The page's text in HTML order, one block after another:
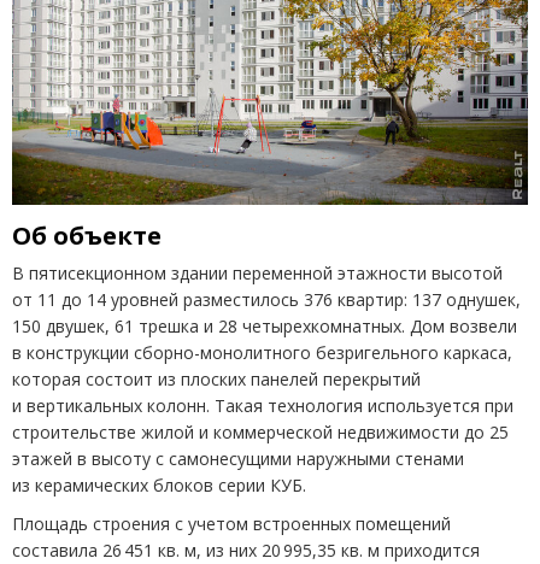
Об объекте
В пятисекционном здании переменной этажности высотой
от 11 до 14 уровней разместилось 376 квартир: 137 однушек,
150 двушек, 61 трешка и 28 четырехкомнатных. Дом возвели
в конструкции сборно-монолитного безригельного каркаса,
которая состоит из плоских панелей перекрытий
и вертикальных колонн. Такая технология используется при
строительстве жилой и коммерческой недвижимости до 25
этажей в высоту с самонесущими наружными стенами
из керамических блоков серии КУБ.
Площадь строения с учетом встроенных помещений
составила 26 451 кв. м, из них 20 995,35 кв. м приходится